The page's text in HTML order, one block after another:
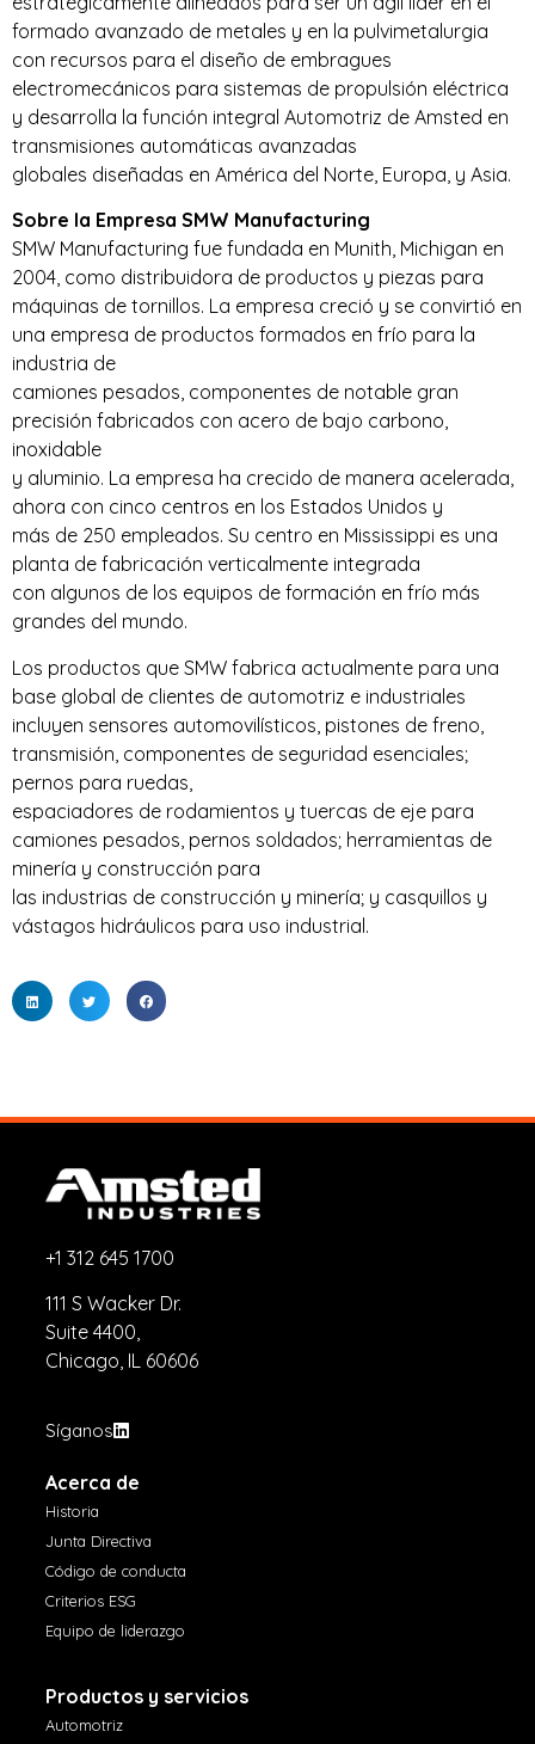
formado avanzado de metales y en la pulvimetalurgia
con recursos para el diseño de embragues
electromecánicos para sistemas de propulsión eléctrica
y desarrolla la función integral Automotriz de Amsted en
transmisiones automáticas avanzadas
globales diseñadas en América del Norte, Europa, y Asia.
Sobre la Empresa SMW Manufacturing
SMW Manufacturing fue fundada en Munith, Michigan en
2004, como distribuidora de productos y piezas para
máquinas de tornillos. La empresa creció y se convirtió en
una empresa de productos formados en frío para la
industria de
camiones pesados, componentes de notable gran
precisión fabricados con acero de bajo carbono,
inoxidable
y aluminio. La empresa ha crecido de manera acelerada,
ahora con cinco centros en los Estados Unidos y
más de 250 empleados. Su centro en Mississippi es una
planta de fabricación verticalmente integrada
con algunos de los equipos de formación en frío más
grandes del mundo.
Los productos que SMW fabrica actualmente para una
base global de clientes de automotriz e industriales
incluyen sensores automovilísticos, pistones de freno,
transmisión, componentes de seguridad esenciales;
pernos para ruedas,
espaciadores de rodamientos y tuercas de eje para
camiones pesados, pernos soldados; herramientas de
minería y construcción para
las industrias de construcción y minería; y casquillos y
vástagos hidráulicos para uso industrial.
+1 312 645 1700
111 S Wacker Dr.
Suite 4400,
Chicago, IL 60606
Síganos
Acerca de
Historia
Junta Directiva
Código de conducta
Criterios ESG
Equipo de liderazgo
Productos y servicios
Automotriz